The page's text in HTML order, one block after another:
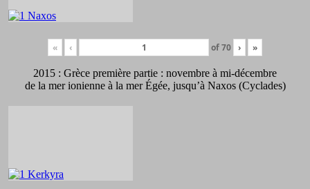
« ‹ of70 › »
2015 : Grèce première partie : novembre à mi-décembre
de la mer ionienne à la mer Égée, jusqu’à Naxos (Cyclades)